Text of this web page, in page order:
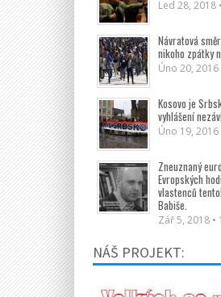
Led 28, 2018
Návratová
nikoho zpátky
Úno 20,
Kosovo je
vyhlášení
Úno 19,
Zneuznaný
Evropských
vlastenců
Babiše.
Zář 5, 2018
NÁŠ PROJEKT: